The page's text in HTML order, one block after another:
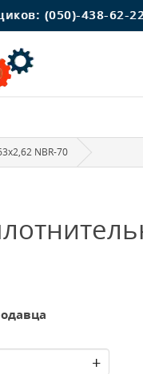
(050)-438-62-22
NBR-70
+